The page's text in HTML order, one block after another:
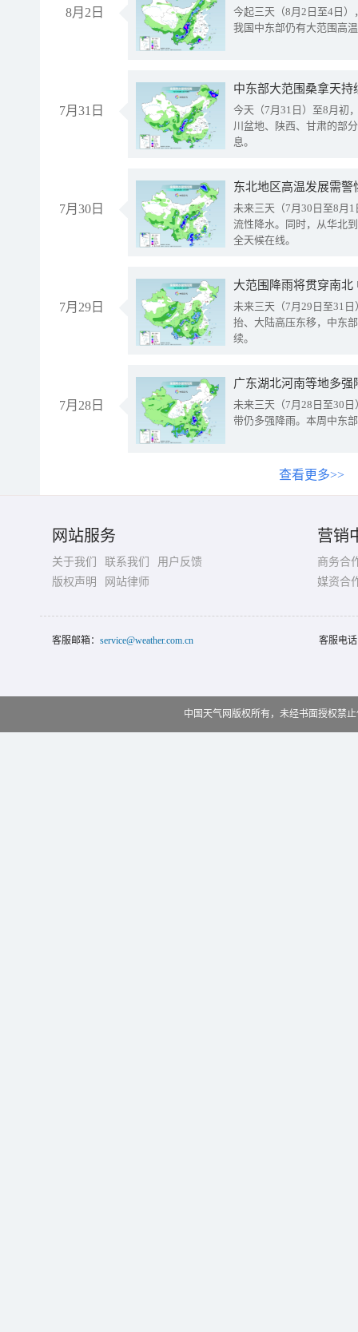
8月2日
今起三天（8月2日至4日
我国中东部仍有大范围高
7月31日
中东部大范围桑拿天
今天（7月31日）至8月初
川盆地、陕西、甘肃的部
息。
7月30日
东北地区高温发展需
未来三天（7月30日至8月
流性降水。同时，从华北
全天候在线。
7月29日
大范围降雨将贯穿南
未来三天（7月29日至31
抬、大陆高压东移，中东
续。
7月28日
广东湖北河南等地多
未来三天（7月28日至30
带仍多强降雨。本周中东
查看更多>>
网站服务
关于我们 联系我们
用户反馈
版权声明
网站律师
营销
商务合
媒资合
客服邮箱： service@weather.com.cn 客服电
中国天气网版权所有，未经书面授权